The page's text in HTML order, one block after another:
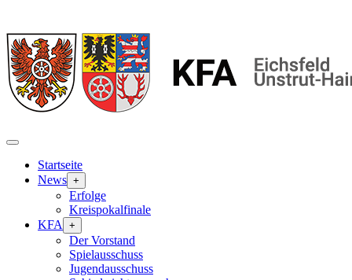
Startseite
News +
Erfolge
Kreispokalfinale
KFA
+
Der Vorstand
Spielausschuss
Jugendausschuss